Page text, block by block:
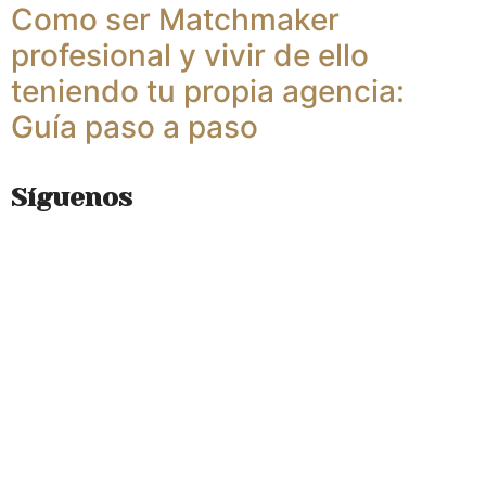
Como ser Matchmaker
profesional y vivir de ello
teniendo tu propia agencia:
Guía paso a paso
Síguenos